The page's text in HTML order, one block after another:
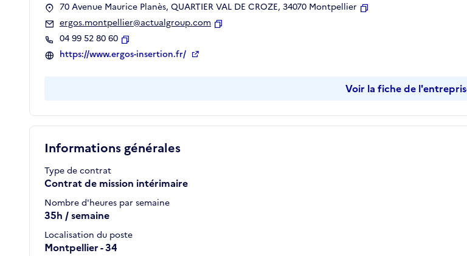
Informations générales
Type de contrat
Contrat de mission intérimaire
Nombre d'heures par semaine
35h / semaine
Localisation du poste
Montpellier - 34
70 Avenue Maurice Planès, QUARTIER VAL DE CROZE, 34070 Montpellier
ergos.montpellier@actualgroup.com
04 99 52 80 60
Copier
https://www.ergos-insertion.fr/
Voir la fiche de